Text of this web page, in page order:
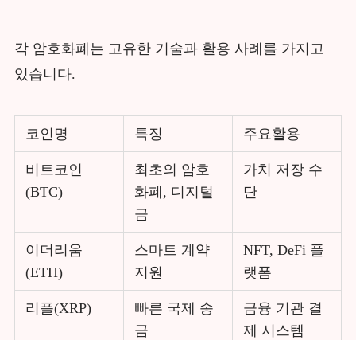
각 암호화폐는 고유한 기술과 활용 사례를 가지고
있습니다.
코인명 특징 주요활용
비트코인
(BTC)
최초의 암호
화폐, 디지털
금
가치 저장 수
단
이더리움
(ETH)
스마트 계약
지원
NFT, DeFi 플
랫폼
리플(XRP)
빠른 국제 송
금
금융 기관 결
제 시스템